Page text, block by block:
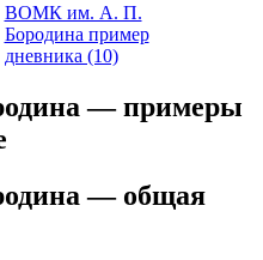
ВОМК им. А. П.
Бородина пример
дневника (10)
— примеры
— общая